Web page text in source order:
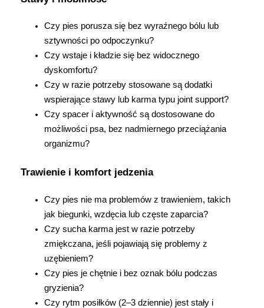
Czy pies porusza się bez wyraźnego bólu lub
sztywności po odpoczynku?
Czy wstaje i kładzie się bez widocznego
dyskomfortu?
Czy w razie potrzeby stosowane są dodatki
wspierające stawy lub karma typu joint support?
Czy spacer i aktywność są dostosowane do
możliwości psa, bez nadmiernego przeciążania
organizmu?
Trawienie i komfort jedzenia
Czy pies nie ma problemów z trawieniem, takich
jak biegunki, wzdęcia lub częste zaparcia?
Czy sucha karma jest w razie potrzeby
zmiękczana, jeśli pojawiają się problemy z
uzębieniem?
Czy pies je chętnie i bez oznak bólu podczas
gryzienia?
Czy rytm posiłków (2–3 dziennie) jest stały i